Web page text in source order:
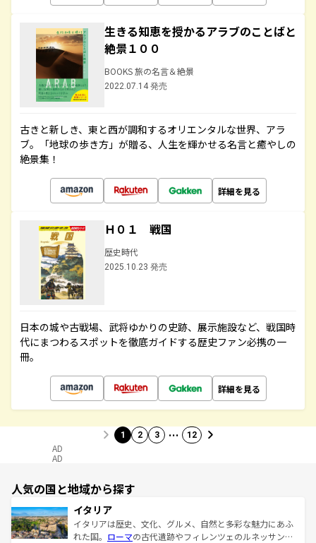
生きる知恵を授かるアラブのことばと
絶景１００
BOOKS 旅の名言＆絶景
2022.07.14 発売
古きと新しき、東と西が調和するオリエンタルな世界、アラ
ブ。「地球の歩き方」が贈る、人生を輝かせる名言と癒やしの
絶景集！
詳細を見る
Ｈ０１ 戦国
歴史時代
2025.10.23 発売
日本の城や古戦場、武将ゆかりの史跡、展示施設など、戦国時
代にまつわるスポットを徹底ガイドする歴史ファン必携の一
冊。
詳細を見る
1 2 3 … 12
AD
AD
人気の国と地域から探す
イタリア
イタリアは歴史、文化、グルメ、自然と多彩な魅力にあふ
れた国。 ローマの古代遺跡やフィレンツェのルネッサンス